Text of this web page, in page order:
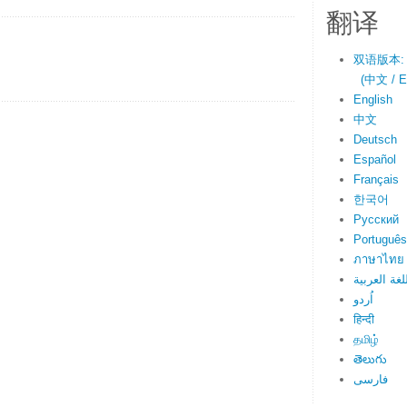
翻译
双语版本:
(中文 /
English
中文
Deutsch
Español
Français
한국어
Русский
Português
ภาษาไทย
العربية
اُردو
हिन्दी
தமிழ்
తెలుగు
فارسی